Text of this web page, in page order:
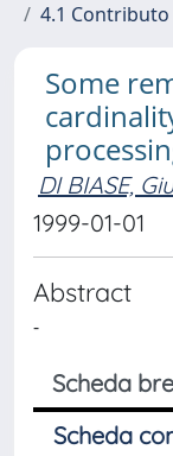
4.1
Some
DI BIASE,
1999-01-01
Abstract
-
Scheda
Scheda